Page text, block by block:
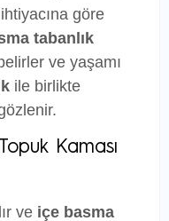
göre
tabanlık
ve yaşamı
ile birlikte
Kaması
ve içe basma